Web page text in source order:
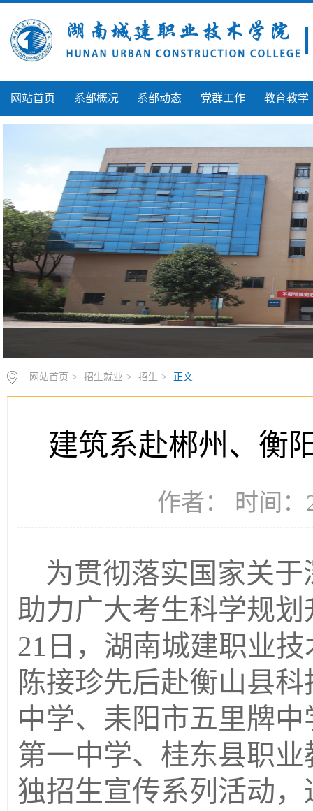
网站首页 系部概况 系部动态 党群工作 教育教学
网站首页 > 招生就业 > 招生 > 正文
建筑系赴郴州、衡
作者： 时间：
为贯彻落实国家关
助力广大考生科学规
21日，湖南城建职业
陈接珍先后赴衡山县
中学、耒阳市五里牌
第一中学、桂东县职
独招生宣传系列活动